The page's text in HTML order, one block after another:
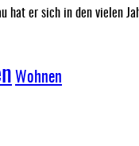
hat er sich in den vielen
Wohnen